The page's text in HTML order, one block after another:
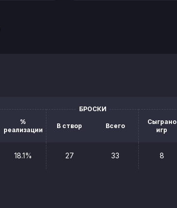
%
реализации
БРОСКИ
В створ Всего
Сыграно
игр
18.1% 27 33 8